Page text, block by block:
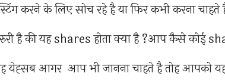
करने के लिए सोच रहे है या फिर कभी करना
है की यह shares होता क्या है ?आप कैसे कोई
येह्सब आगर आप भी जानना चाहते है तोह आपको यह